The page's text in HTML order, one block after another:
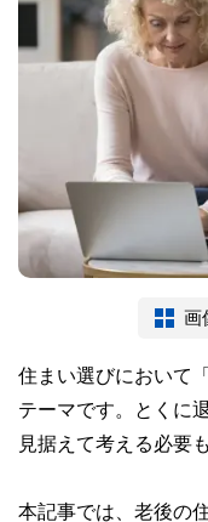
画
住まい選びにおいて
テーマです。とくに
見据えて考える必要
本記事では、老後の